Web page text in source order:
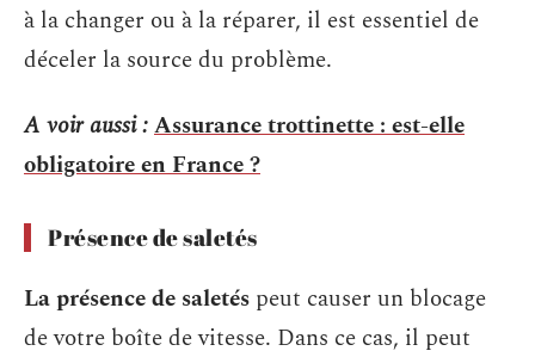
à la changer ou à la réparer, il est essentiel de
déceler la source du problème.
A voir aussi :Assurance trottinette : est-elle
obligatoire en France ?
Présence de saletés
La présence de saletés peut causer un blocage
de votre boîte de vitesse. Dans ce cas, il peut